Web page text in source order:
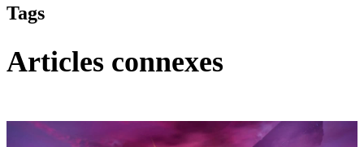
Tags
Articles connexes